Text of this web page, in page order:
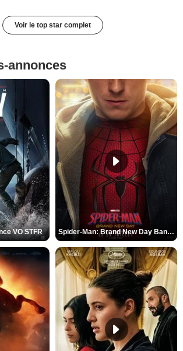
Voir le top star complet
annonces
VO STFR Spider-Man: Brand New Day Bande-annonce VO STFR